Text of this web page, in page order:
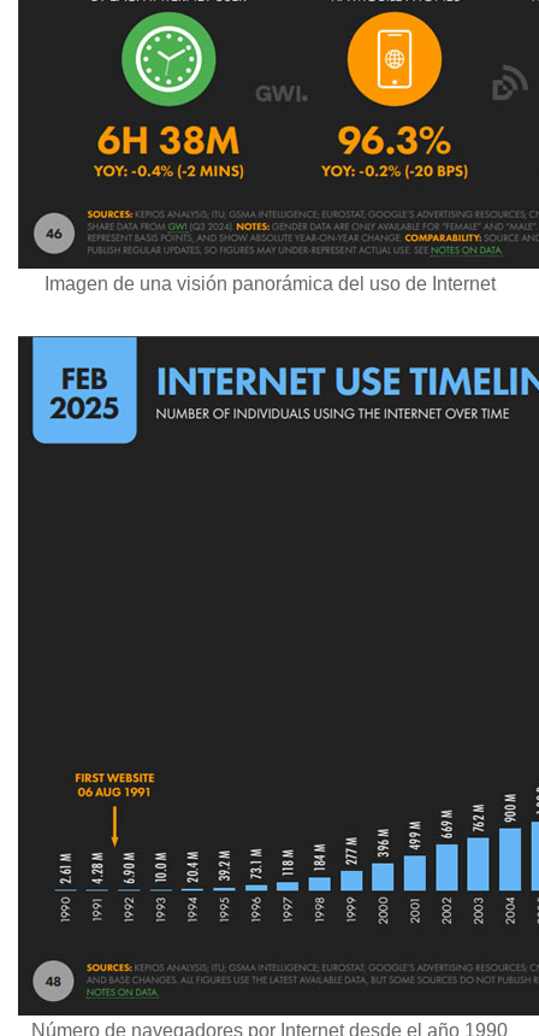
Imagen de una visión panorámica del uso de Internet
Número de navegadores por Internet desde el año 1990